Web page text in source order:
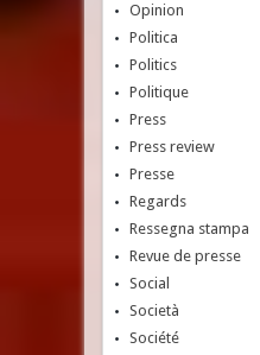
Opinion
Politica
Politics
Politique
Press
Press review
Presse
Regards
Ressegna stampa
Revue de presse
Social
Società
Société